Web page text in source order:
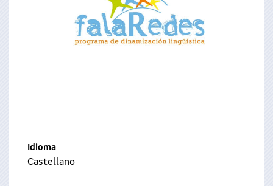
Idioma
Castellano